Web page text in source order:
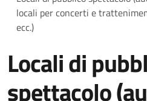
locali per concerti e
ecc.)
Locali di
spettacolo